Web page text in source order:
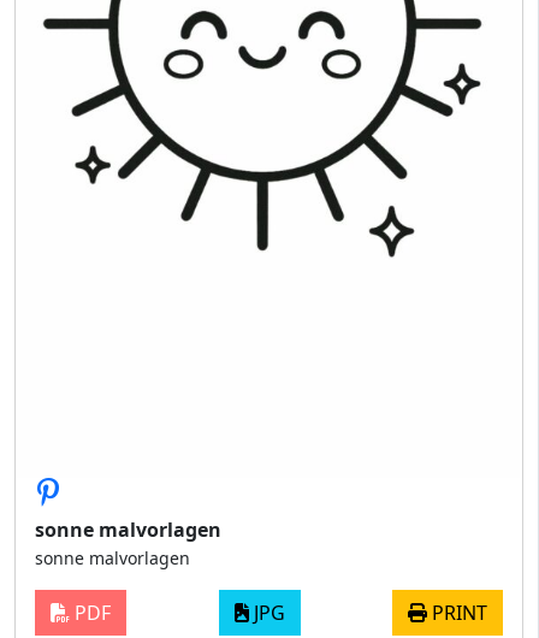
sonne malvorlagen
sonne malvorlagen
PDF JPG PRINT